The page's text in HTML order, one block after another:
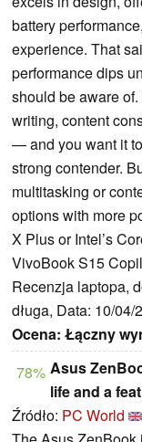
battery
experience. That
performance dips
should be aware
writing, content
— and you want it
strong contender.
multitasking or
options with more
X Plus or Intel’s
VivoBook S15
Recenzja laptopa,
długa, Data: 10/04/
Ocena: Łączny
78% Asus
life and a
Źródło: PC World